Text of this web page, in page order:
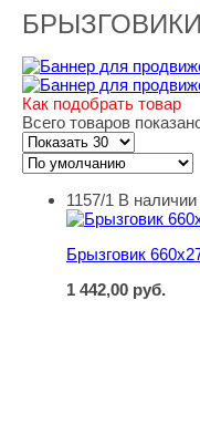
БРЫЗГОВИКИ
Как подобрать товар
Всего товаров
Брызговик
1157/1 В наличии
Брызговик
1 442,00 руб.